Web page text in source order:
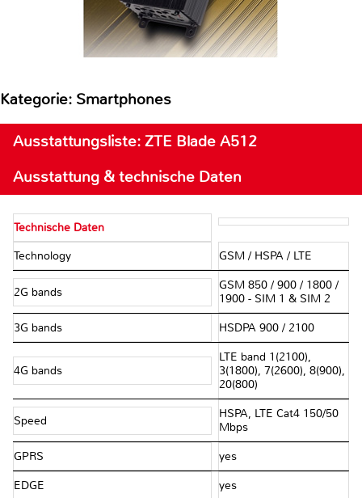
Kategorie: Smartphones
Ausstattungsliste: ZTE Blade A512
Ausstattung & technische Daten
Technische Daten
Technology GSM / HSPA / LTE
2G bands
GSM 850 / 900 / 1800 /
1900 - SIM 1 & SIM 2
3G bands HSDPA 900 / 2100
4G bands
LTE band 1(2100),
3(1800), 7(2600), 8(900),
20(800)
Speed
HSPA, LTE Cat4 150/50
Mbps
GPRS yes
EDGE yes